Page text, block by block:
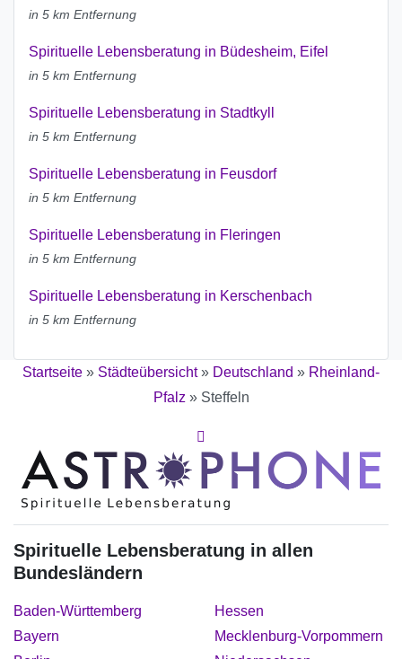
in 5 km Entfernung
Spirituelle Lebensberatung in Büdesheim, Eifel
in 5 km Entfernung
Spirituelle Lebensberatung in Stadtkyll
in 5 km Entfernung
Spirituelle Lebensberatung in Feusdorf
in 5 km Entfernung
Spirituelle Lebensberatung in Fleringen
in 5 km Entfernung
Spirituelle Lebensberatung in Kerschenbach
in 5 km Entfernung
Startseite » Städteübersicht» Deutschland » Rheinland-
Pfalz» Steffeln
Spirituelle Lebensberatung in allen
Bundesländern
Baden-Württemberg
Bayern
Hessen
Mecklenburg-Vorpommern